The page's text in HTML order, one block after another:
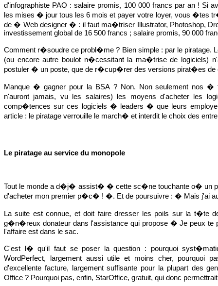
d'infographiste PAO : salaire promis, 100 000 francs par an ! Si
les mises � jour tous les 6 mois et payer votre loyer, vous �tes
de � Web designer � : il faut ma�triser Illustrator, Photoshop,
investissement global de 16 500 francs ; salaire promis, 90 000
Comment r�soudre ce probl�me ? Bien simple : par le piratage.
(ou encore autre boulot n�cessitant la ma�trise de logiciels)
postuler � un poste, que de r�cup�rer des versions pirat�es de
Manque � gagner pour la BSA ? Non. Non seulement nos
n'auront jamais, vu les salaires) les moyens d'acheter les
comp�tences sur ces logiciels � leaders � que leurs
article : le piratage verrouille le march� et interdit le choix des
Le piratage au service du monopole
Tout le monde a d�j� assist� � cette sc�ne touchante o� un
d'acheter mon premier p�c� ! �. Et de poursuivre : � Mais j'ai
La suite est connue, et doit faire dresser les poils sur la t�te
g�n�reux donateur dans l'assistance qui propose � Je peux te
l'affaire est dans le sac.
C'est l� qu'il faut se poser la question : pourquoi
WordPerfect, largement aussi utile et moins cher, pourquoi
d'excellente facture, largement suffisante pour la plupart des
Office ? Pourquoi pas, enfin, StarOffice, gratuit, qui donc